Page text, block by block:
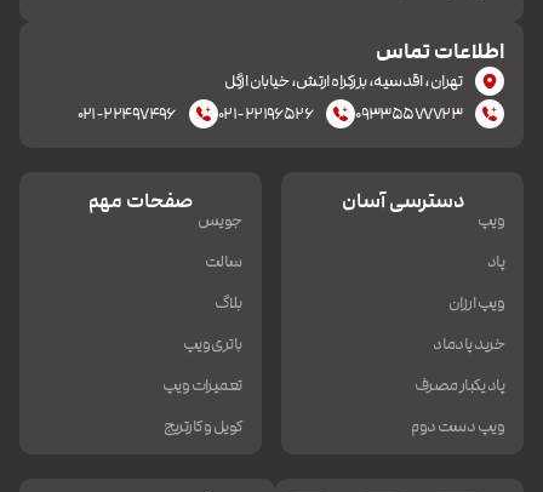
اطلاعات تماس
تهران، اقدسیه، بزرکراه ارتش، خیابان ازگل
۰۹۳۳۵۵۷۷۷۲۳
۰۲۱-۲۲۱۹۶۵۲۶ ۰۲۱-۲۲۴۹۷۴۹۶
دسترسی آسان
ویپ
پاد
ویپ ارزان
خرید پادماد
پاد یکبار مصرف
ویپ دست دوم
صفحات مهم
جویس
سالت
بلاگ
باتری ویپ
تعمیرات ویپ
کویل و کارتریج